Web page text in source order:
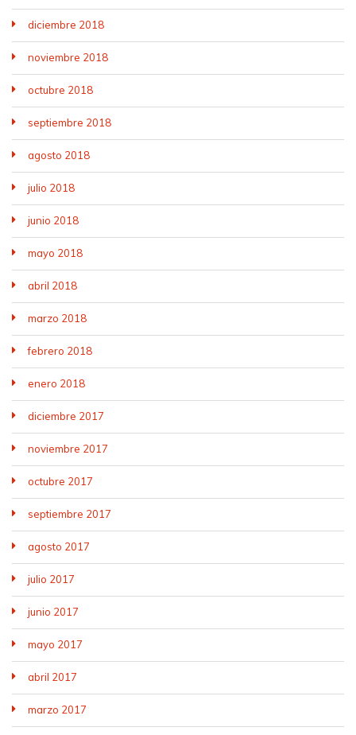
diciembre 2018
noviembre 2018
octubre 2018
septiembre 2018
agosto 2018
julio 2018
junio 2018
mayo 2018
abril 2018
marzo 2018
febrero 2018
enero 2018
diciembre 2017
noviembre 2017
octubre 2017
septiembre 2017
agosto 2017
julio 2017
junio 2017
mayo 2017
abril 2017
marzo 2017